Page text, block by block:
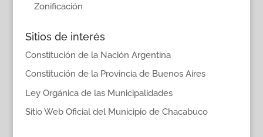
Zonificación
Sitios de interés
Constitución de la Nación Argentina
Constitución de la Provincia de Buenos Aires
Ley Orgánica de las Municipalidades
Sitio Web Oficial del Municipio de Chacabuco